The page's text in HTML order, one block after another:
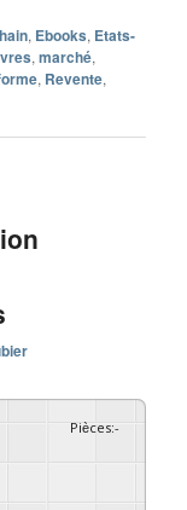
, Ebooks, Etats-
,marché,
, Revente,
Pièces:-